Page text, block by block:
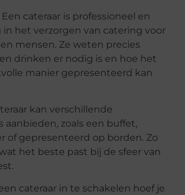
cateraar is professioneel en
in het verzorgen van catering voor
mensen. Ze weten precies
drinken er nodig is en hoe het
manier gepresenteerd kan
kan verschillende
aanbieden, zoals een buffet,
of gepresenteerd op borden. Zo
het beste past bij de sfeer van
cateraar in te schakelen hoef je